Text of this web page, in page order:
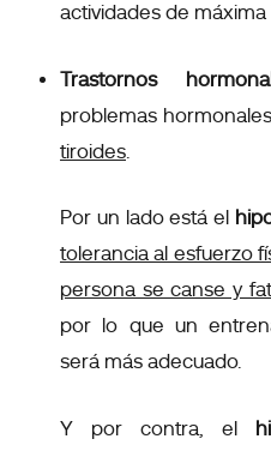
actividades de máxima
Trastornos
problemas hormonales
tiroides
Por un lado está el
tolerancia al esfuerzo
persona se canse y
por lo que un
será más adecuado.
Y por contra, el